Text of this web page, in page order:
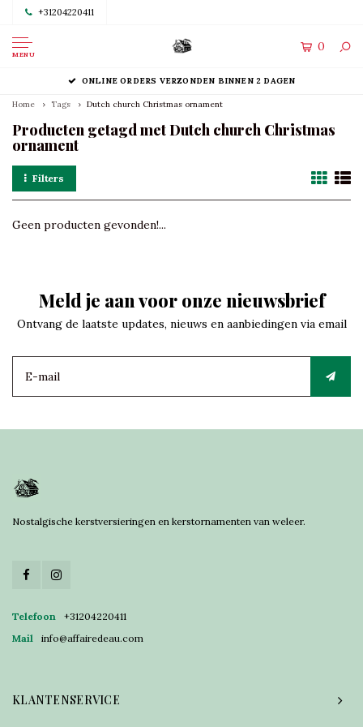
+31204220411
MENU
0
ONLINE ORDERS VERZONDEN BINNEN 2 DAGEN
Home Tags Dutch church Christmas ornament
Producten getagd met Dutch church Christmas
ornament
Filters
Geen producten gevonden!...
Meld je aan voor onze nieuwsbrief
Ontvang de laatste updates, nieuws en aanbiedingen via email
Nostalgische kerstversieringen en kerstornamenten van weleer.
Telefoon
+31204220411
Mail
info@affairedeau.com
KLANTENSERVICE